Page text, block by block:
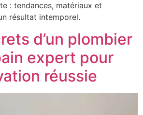
: tendances, matériaux et
résultat intemporel.
d’un plombier
expert pour
réussie